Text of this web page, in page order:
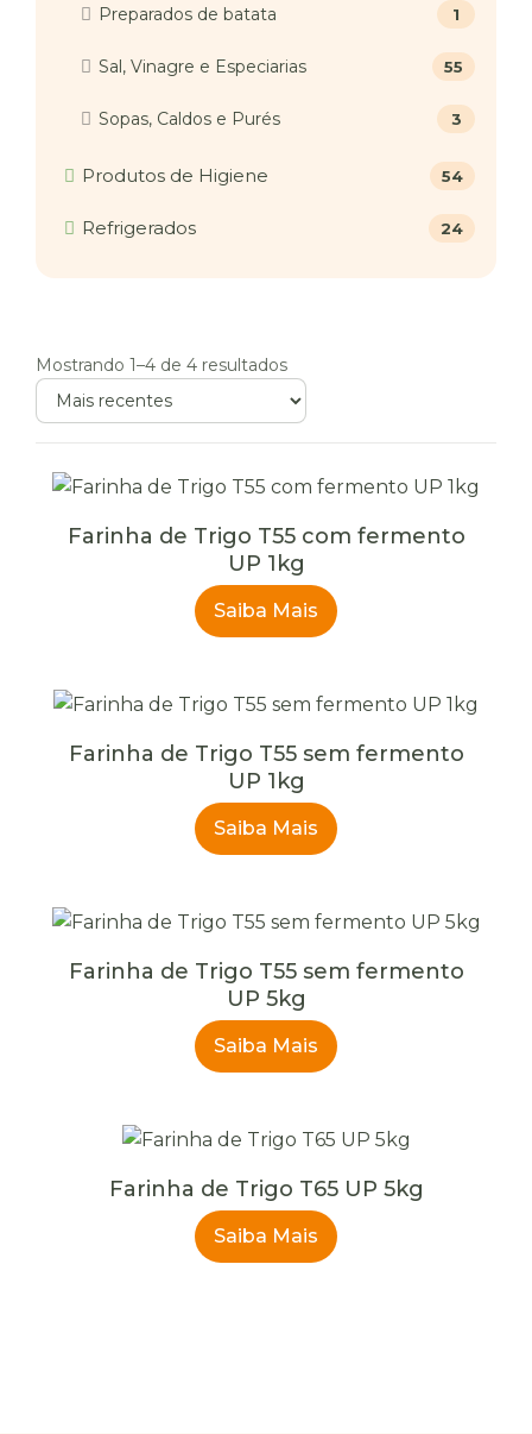
Preparados de batata 1
Sal, Vinagre e Especiarias 55
Sopas, Caldos e Purés 3
Produtos de Higiene 54
Refrigerados 24
Mostrando 1–4 de 4 resultados
Ordenar
produtos
Farinha de Trigo T55 com fermento
UP 1kg
Saiba Mais
Farinha de Trigo T55 sem fermento
UP 1kg
Saiba Mais
Farinha de Trigo T55 sem fermento
UP 5kg
Saiba Mais
Farinha de Trigo T65 UP 5kg
Saiba Mais